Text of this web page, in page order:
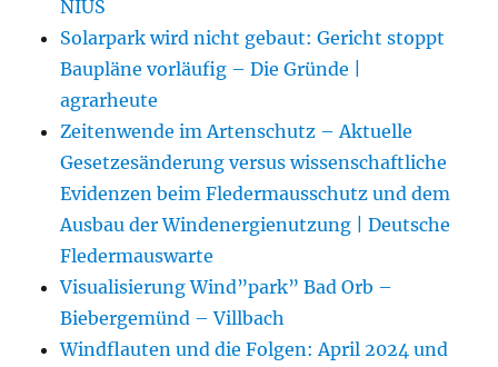
NIUS
Solarpark wird nicht gebaut: Gericht stoppt
Baupläne vorläufig – Die Gründe |
agrarheute
Zeitenwende im Artenschutz – Aktuelle
Gesetzesänderung versus wissenschaftliche
Evidenzen beim Fledermausschutz und dem
Ausbau der Windenergienutzung | Deutsche
Fledermauswarte
Visualisierung Wind”park” Bad Orb –
Biebergemünd – Villbach
Windflauten und die Folgen: April 2024 und